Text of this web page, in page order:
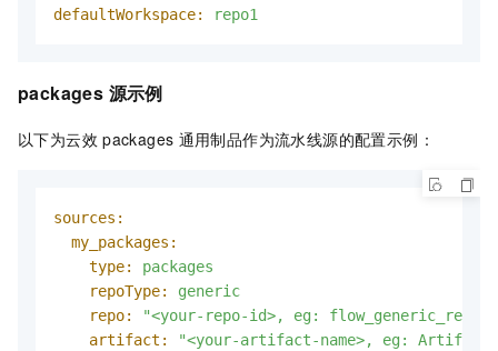
defaultWorkspace:
repo1
packages 源示例
以下为云效 packages 通用制品作为流水线源的配置示例：
sources:
my_packages:
type:
packages
repoType:
generic
repo:
"<your-repo-id>, eg: flow_generic_repo"
artifact:
"<your-artifact-name>, eg: